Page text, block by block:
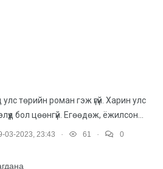
төрийн роман гэж үгүй. Харин улс
бол цөөнгүй. Егөөдөж, ёжилсон...
03-2023, 23:43 61 0